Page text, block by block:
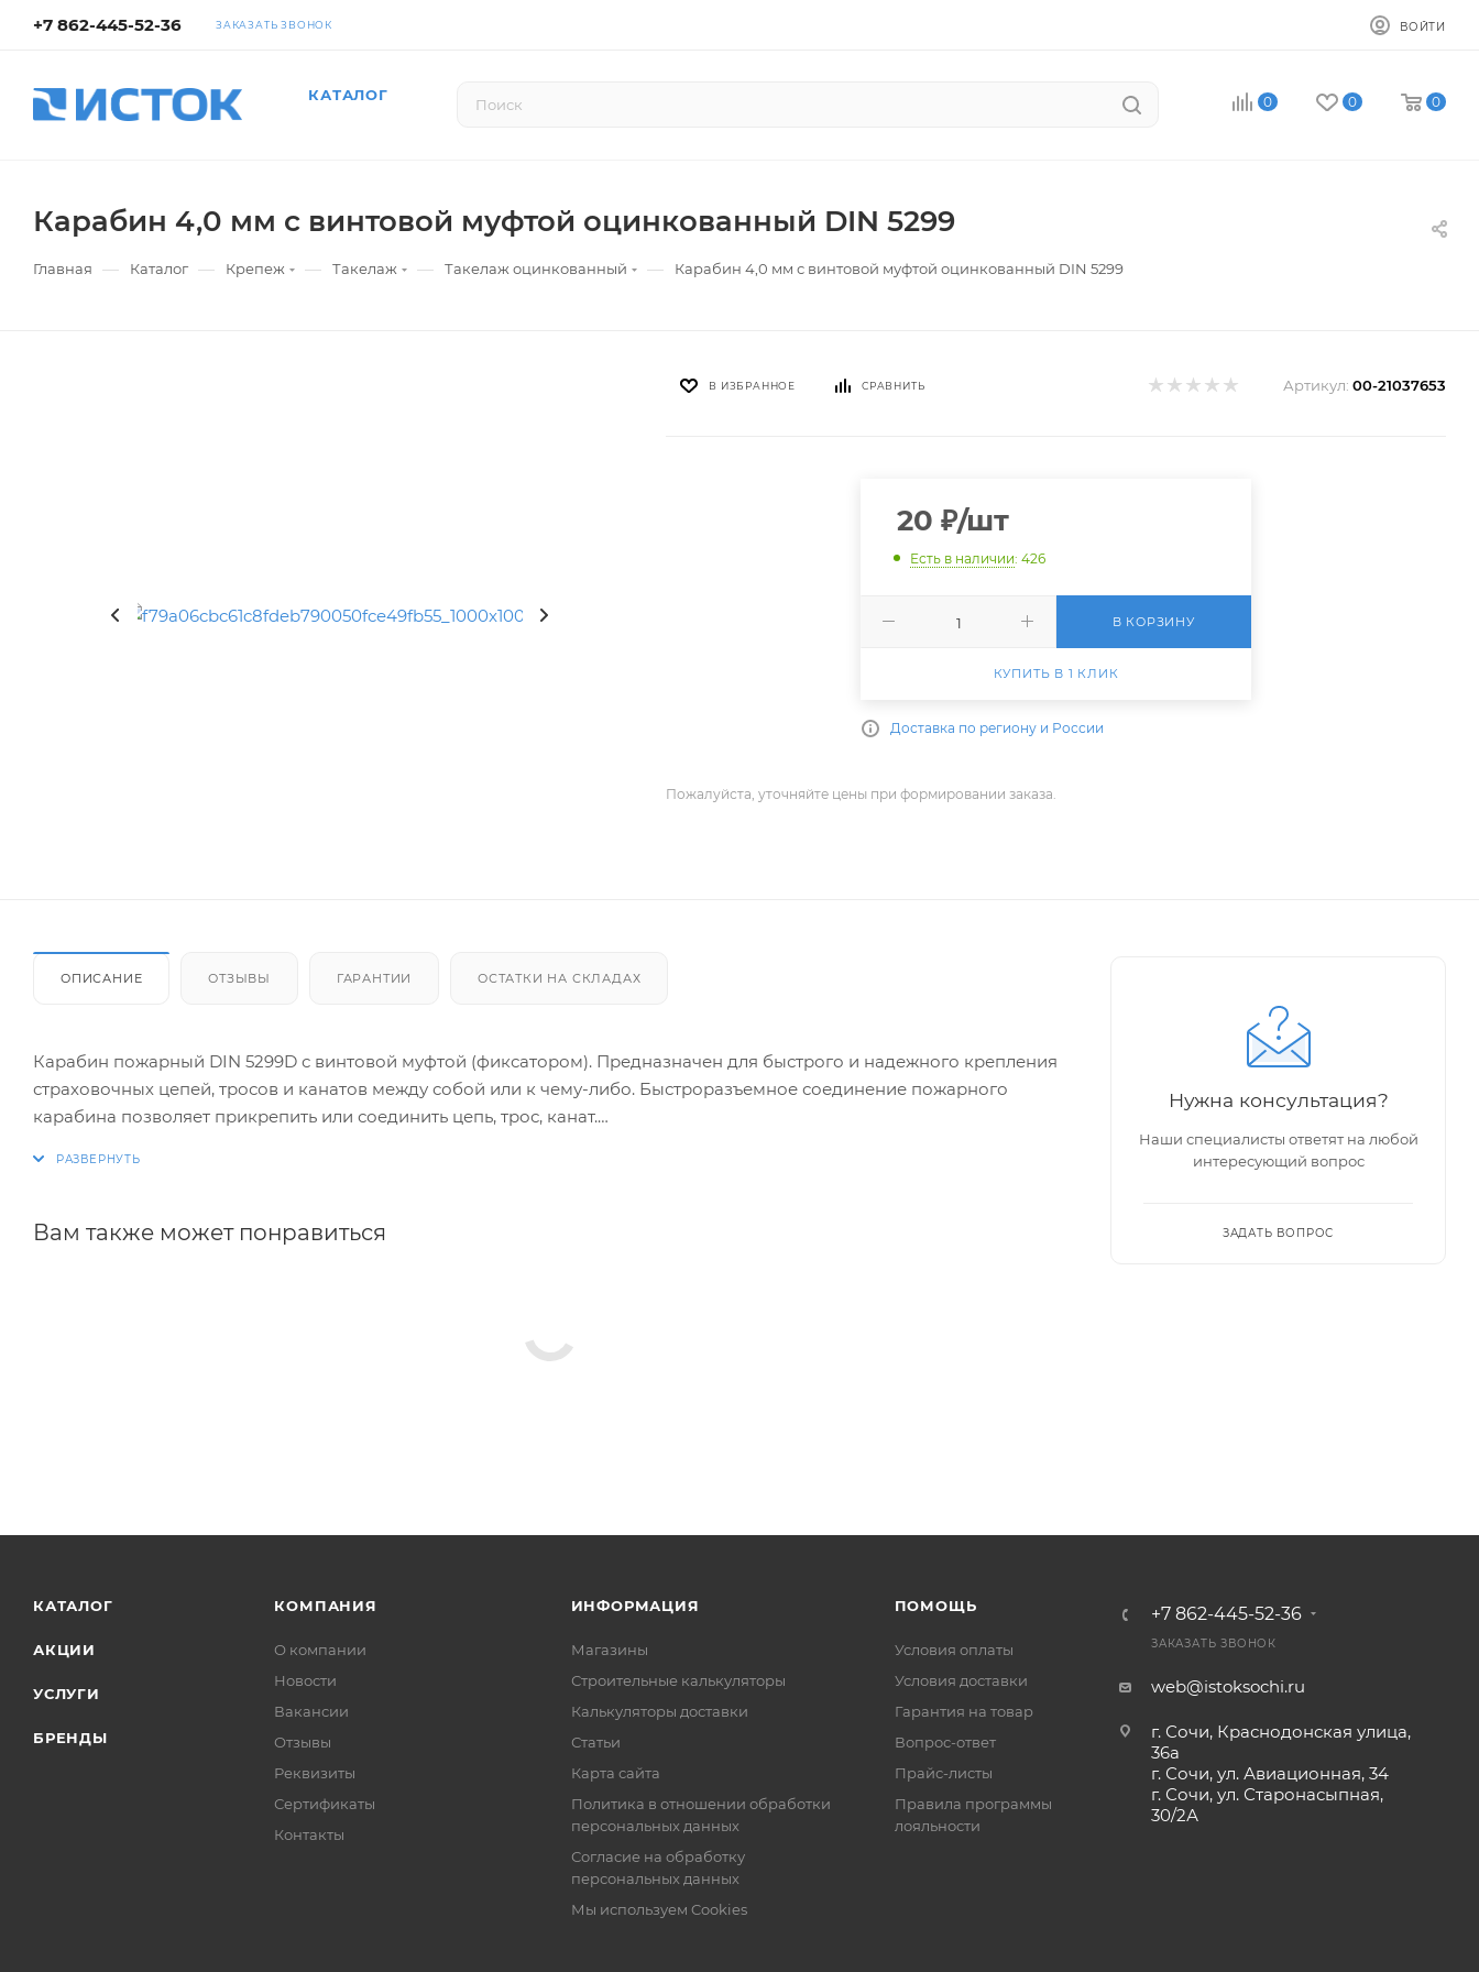
+7 862-445-52-36 ЗАКАЗАТЬ ЗВОНОК ВОЙТИ
КАТАЛОГ 0 0 0
Карабин 4,0 мм с винтовой муфтой оцинкованный DIN 5299
Главная — Каталог — Крепеж — Такелаж — Такелаж оцинкованный — Карабин 4,0 мм с винтовой муфтой оцинкованный DIN 5299
В ИЗБРАННОЕ СРАВНИТЬ Артикул: 00-21037653
20 ₽/шт
Есть в наличии: 426
В КОРЗИНУ
КУПИТЬ В 1 КЛИК
Доставка по региону и России
Пожалуйста, уточняйте цены при формировании заказа.
ОПИСАНИЕ ОТЗЫВЫ ГАРАНТИИ ОСТАТКИ НА СКЛАДАХ
Карабин пожарный DIN 5299D с винтовой муфтой (фиксатором). Предназначен для быстрого и надежного крепления
страховочных цепей, тросов и канатов между собой или к чему-либо. Быстроразъемное соединение пожарного
карабина позволяет прикрепить или соединить цепь, трос, канат.
Вам также может понравиться
Нужна консультация?
Наши специалисты ответят на любой
интересующий вопрос
ЗАДАТЬ ВОПРОС
КАТАЛОГ
АКЦИИ
УСЛУГИ
БРЕНДЫ
КОМПАНИЯ
О компании
Новости
Вакансии
Отзывы
Реквизиты
Сертификаты
Контакты
ИНФОРМАЦИЯ
Магазины
Строительные калькуляторы
Калькуляторы доставки
Статьи
Карта сайта
Политика в отношении обработки
персональных данных
Согласие на обработку
персональных данных
Мы используем Cookies
ПОМОЩЬ
Условия оплаты
Условия доставки
Гарантия на товар
Вопрос-ответ
Прайс-листы
Правила программы
лояльности
+7 862-445-52-36
ЗАКАЗАТЬ ЗВОНОК
web@istoksochi.ru
г. Сочи, Краснодонская улица,
36а
г. Сочи, ул. Авиационная, 34
г. Сочи, ул. Старонасыпная,
30/2А